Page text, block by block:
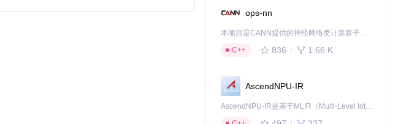
ops-nn
本项目是CANN提供的神经网络类计算算子库，实现网络在NPU上加速计算。
C++
836 1.66 K
AscendNPU-IR
AscendNPU-IR是基于MLIR（Multi-Level Intermediate Representation）构建的，面向昇腾亲和算子编译时使用的中间表示，提供昇腾完备表达能力，通过编译优化提升昇腾AI处理器计算效率，支持通过生态框架使能昇腾AI处理器与深度调优